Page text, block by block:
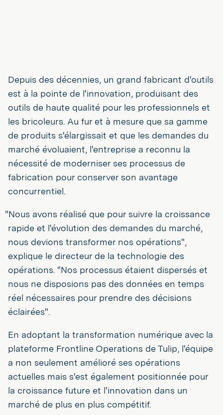
Depuis des décennies, un grand fabricant d'outils
est à la pointe de l'innovation, produisant des
outils de haute qualité pour les professionnels et
les bricoleurs. Au fur et à mesure que sa gamme
de produits s'élargissait et que les demandes du
marché évoluaient, l'entreprise a reconnu la
nécessité de moderniser ses processus de
fabrication pour conserver son avantage
concurrentiel.
"Nous avons réalisé que pour suivre la croissance
rapide et l'évolution des demandes du marché,
nous devions transformer nos opérations",
explique le directeur de la technologie des
opérations. "Nos processus étaient dispersés et
nous ne disposions pas des données en temps
réel nécessaires pour prendre des décisions
éclairées".
En adoptant la transformation numérique avec la
plateforme Frontline Operations de Tulip, l'équipe
a non seulement amélioré ses opérations
actuelles mais s'est également positionnée pour
la croissance future et l'innovation dans un
marché de plus en plus compétitif.